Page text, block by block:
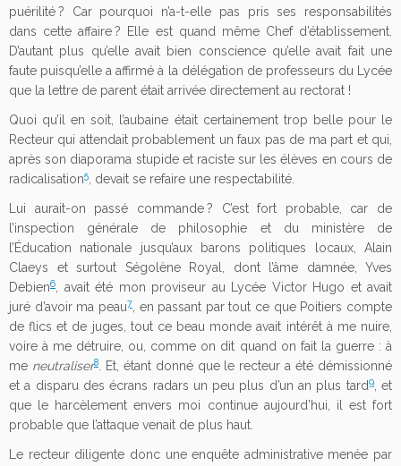
puérilité ? Car pourquoi n’a-t-elle pas pris ses responsabilités
dans cette affaire ? Elle est quand même Chef d’établissement.
D’autant plus qu’elle avait bien conscience qu’elle avait fait une
faute puisqu’elle a affirmé à la délégation de professeurs du Lycée
que la lettre de parent était arrivée directement au rectorat !
Quoi qu’il en soit, l’aubaine était certainement trop belle pour le
Recteur qui attendait probablement un faux pas de ma part et qui,
après son diaporama stupide et raciste sur les élèves en cours de
radicalisation5 , devait se refaire une respectabilité.
Lui aurait-on passé commande ? C’est fort probable, car de
l’inspection générale de philosophie et du ministère de
l’Éducation nationale jusqu’aux barons politiques locaux, Alain
Claeys et surtout Ségolène Royal, dont l’âme damnée, Yves
Debien6
, avait été mon proviseur au Lycée Victor Hugo et avait
juré d’avoir ma peau7, en passant par tout ce que Poitiers compte
de flics et de juges, tout ce beau monde avait intérêt à me nuire,
voire à me détruire, ou, comme on dit quand on fait la guerre : à
me neutraliser8. Et, étant donné que le recteur a été démissionné
et a disparu des écrans radars un peu plus d’un an plus tard9, et
que le harcèlement envers moi continue aujourd’hui, il est fort
probable que l’attaque venait de plus haut.
Le recteur diligente donc une enquête administrative menée par